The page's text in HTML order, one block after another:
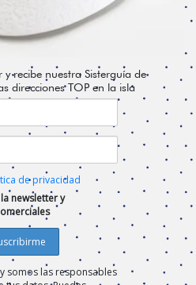
y recibe nuestra Sisterguía de
direcciones TOP en la isla
de privacidad
newsletter y
somos las responsables